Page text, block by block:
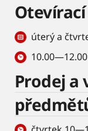
úterý a
10.00—12.00
Prodej a